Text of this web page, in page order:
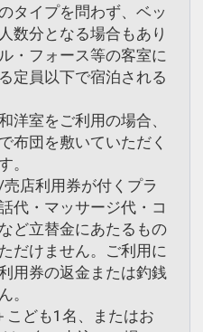
タイプを問わず、ベッ
数分となる場合もあり
・フォース等の客室に
定員以下で宿泊される
洋室をご利用の場合、
布団を敷いていただく
。
売店利用券が付くプラ
代・マッサージ代・コ
ど立替金にあたるもの
だけません。ご利用に
用券の返金または釣銭
。
こども1名、またはお